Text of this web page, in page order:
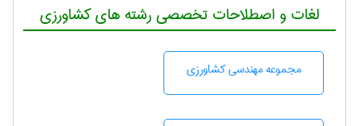
لغات و اصطلاحات تخصصی رشته های کشاورزی
مجموعه مهندسی كشاورزی